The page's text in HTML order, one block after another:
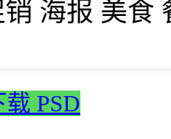
海报 美食
载 PSD